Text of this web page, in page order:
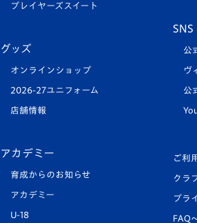
プレイヤーズスイート
グッズ
オンラインショップ
2026-27ユニフォーム
店舗情報
アカデミー
育成からのお知らせ
アカデミー
U-18
SNS
公
ヴ
公
ご利
クラ
プラ
FAQ